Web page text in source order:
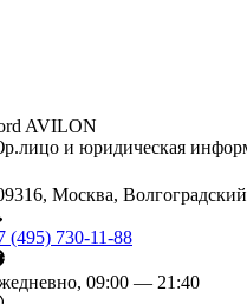
AVILON
и юридическая
Москва,
(495) 730-11-88
09:00 — 21:40